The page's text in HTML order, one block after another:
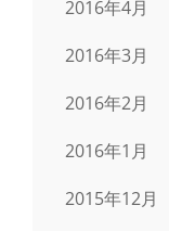
2016年4月
2016年3月
2016年2月
2016年1月
2015年12月